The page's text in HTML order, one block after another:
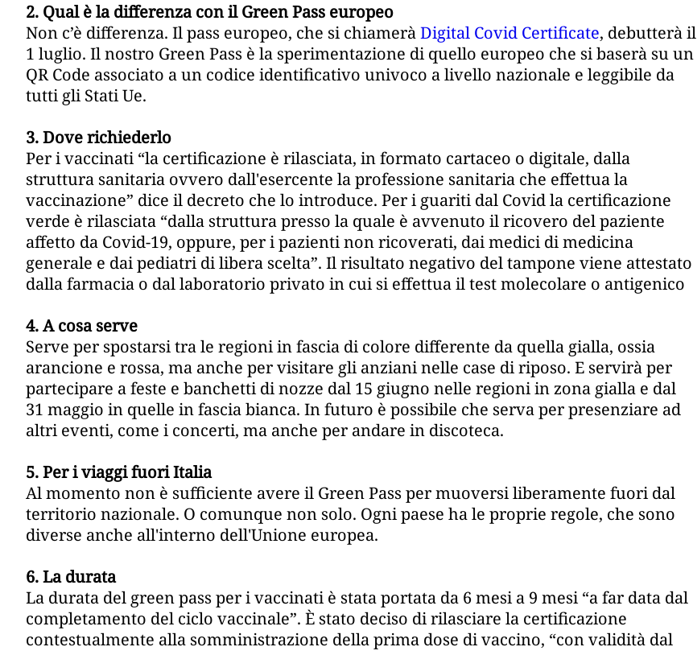
2. Qual è la differenza con il Green Pass europeo
Non c’è differenza. Il pass europeo, che si chiameràDigital Covid Certificate, debutterà il
1 luglio. Il nostro Green Pass è la sperimentazione di quello europeo che si baserà su un
QR Code associato a un codice identificativo univoco a livello nazionale e leggibile da
tutti gli Stati Ue.
3. Dove richiederlo
Per i vaccinati “la certificazione è rilasciata, in formato cartaceo o digitale, dalla
struttura sanitaria ovvero dall'esercente la professione sanitaria che effettua la
vaccinazione” dice il decreto che lo introduce. Per i guariti dal Covid la certificazione
verde è rilasciata “dalla struttura presso la quale è avvenuto il ricovero del paziente
affetto da Covid-19, oppure, per i pazienti non ricoverati, dai medici di medicina
generale e dai pediatri di libera scelta”. Il risultato negativo del tampone viene attestato
dalla farmacia o dal laboratorio privato in cui si effettua il test molecolare o antigenico
4. A cosa serve
Serve per spostarsi tra le regioni in fascia di colore differente da quella gialla, ossia
arancione e rossa, ma anche per visitare gli anziani nelle case di riposo. E servirà per
partecipare a feste e banchetti di nozze dal 15 giugno nelle regioni in zona gialla e dal
31 maggio in quelle in fascia bianca. In futuro è possibile che serva per presenziare ad
altri eventi, come i concerti, ma anche per andare in discoteca.
5. Per i viaggi fuori Italia
Al momento non è sufficiente avere il Green Pass per muoversi liberamente fuori dal
territorio nazionale. O comunque non solo. Ogni paese ha le proprie regole, che sono
diverse anche all'interno dell'Unione europea.
6. La durata
La durata del green pass per i vaccinati è stata portata da 6 mesi a 9 mesi “a far data dal
completamento del ciclo vaccinale”. È stato deciso di rilasciare la certificazione
contestualmente alla somministrazione della prima dose di vaccino, “con validità dal